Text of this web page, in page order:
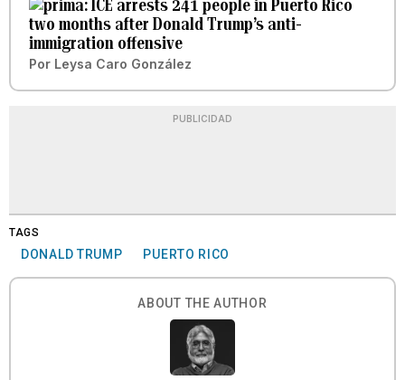
ICE arrests 241 people in Puerto Rico
two months after Donald Trump’s anti-
immigration offensive
Por Leysa Caro González
PUBLICIDAD
TAGS
DONALD TRUMP PUERTO RICO
ABOUT THE AUTHOR